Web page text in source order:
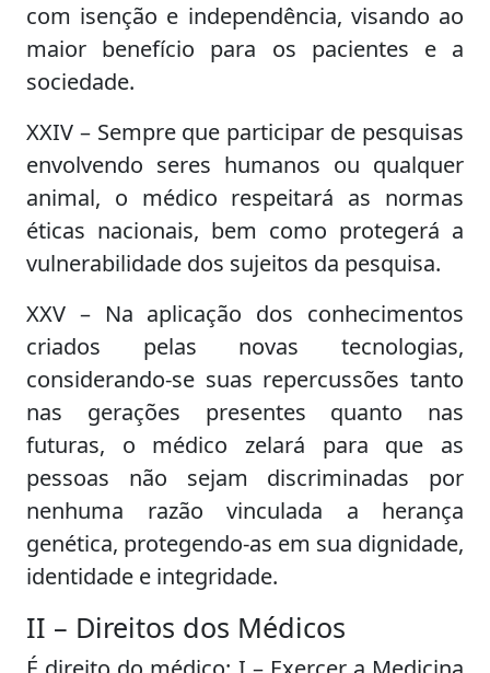
com isenção e independência, visando ao
maior benefício para os pacientes e a
sociedade.
XXIV – Sempre que participar de pesquisas
envolvendo seres humanos ou qualquer
animal, o médico respeitará as normas
éticas nacionais, bem como protegerá a
vulnerabilidade dos sujeitos da pesquisa.
XXV – Na aplicação dos conhecimentos
criados pelas novas tecnologias,
considerando-se suas repercussões tanto
nas gerações presentes quanto nas
futuras, o médico zelará para que as
pessoas não sejam discriminadas por
nenhuma razão vinculada a herança
genética, protegendo-as em sua dignidade,
identidade e integridade.
II – Direitos dos Médicos